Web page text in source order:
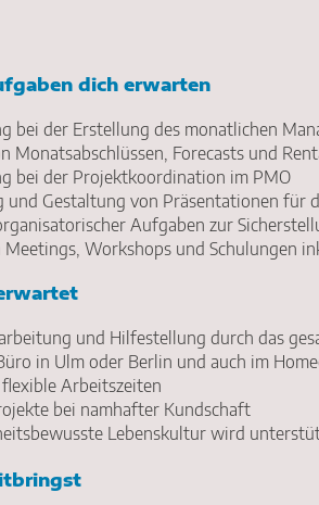
dich erwarten
bei der Erstellung des monatlichen
Monatsabschlüssen, Forecasts und
bei der Projektkoordination im PMO
und Gestaltung von Präsentationen für
Aufgaben zur
Meetings, Workshops und Schulungen
und Hilfestellung durch das
in Ulm oder Berlin und auch im
Arbeitszeiten
bei namhafter Kundschaft
Lebenskultur wird